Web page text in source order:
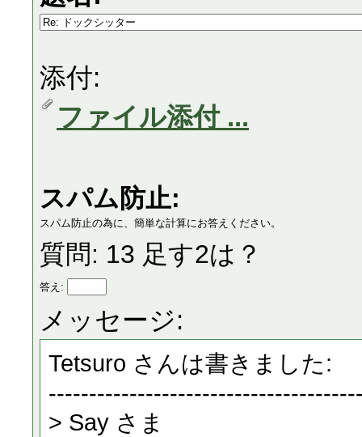
添付:
ファイル添付 ...
スパム防止:
スパム防止の為に、簡単な計算にお答えください。
質問: 13 足す2は？
答え:
メッセージ: